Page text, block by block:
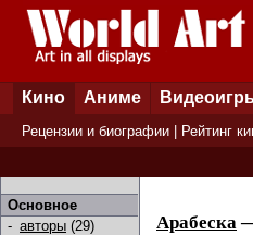
Кино Аниме
Рецензии и биографии Рейтинг
Основное
- авторы (29)
Арабеска